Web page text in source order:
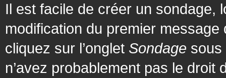
Il est facile de créer un sondage,
modification du premier
cliquez sur l’onglet Sondage sous
n’avez probablement pas le